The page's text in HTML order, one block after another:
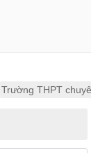
Trường THPT